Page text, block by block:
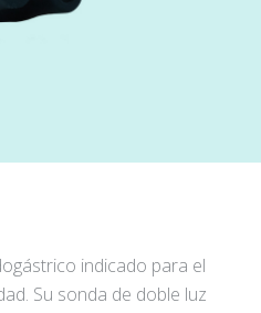
indicado para el
Su sonda de doble luz